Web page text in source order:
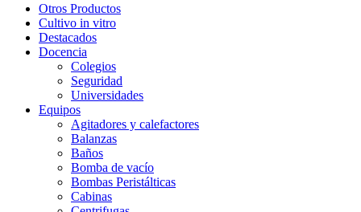
Otros Productos
Cultivo in vitro
Destacados
Docencia
Colegios
Seguridad
Universidades
Equipos
Agitadores y calefactores
Balanzas
Baños
Bomba de vacío
Bombas Peristálticas
Cabinas